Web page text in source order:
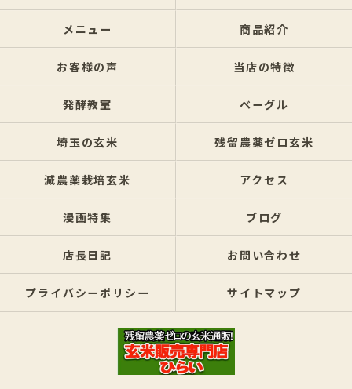
メニュー 商品紹介
お客様の声 当店の特徴
発酵教室 ベーグル
埼玉の玄米 残留農薬ゼロ玄米
減農薬栽培玄米 アクセス
漫画特集 ブログ
店長日記 お問い合わせ
プライバシーポリシー サイトマップ